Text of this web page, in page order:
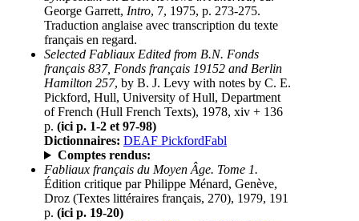
George Garrett, Intro, 7, 1975, p. 273-275.
Traduction anglaise avec transcription du texte
français en regard.
Selected Fabliaux Edited from B.N. Fonds
français 837, Fonds français 19152 and Berlin
Hamilton 257, by B. J. Levy with notes by C. E.
Pickford, Hull, University of Hull, Department
of French (Hull French Texts), 1978, xiv + 136
p. (ici p. 1-2 et 97-98)
Dictionnaires: DEAF PickfordFabl
Comptes rendus:
Fabliaux français du Moyen Âge. Tome 1.
Édition critique par Philippe Ménard, Genève,
Droz (Textes littéraires français, 270), 1979, 191
p. (ici p. 19-20)